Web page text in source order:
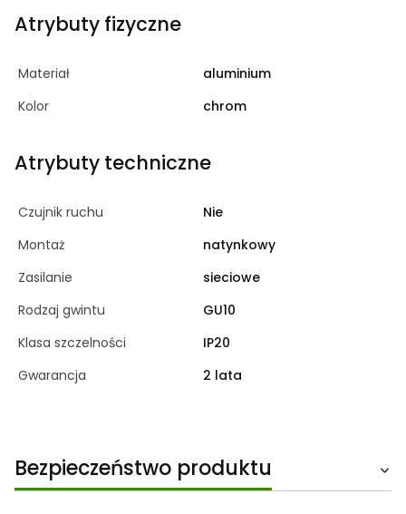
Atrybuty fizyczne
Materiał
aluminium
Kolor
chrom
Atrybuty techniczne
Czujnik ruchu
Nie
Montaż
natynkowy
Zasilanie
sieciowe
Rodzaj gwintu
GU10
Klasa szczelności
IP20
Gwarancja
2 lata
Bezpieczeństwo produktu